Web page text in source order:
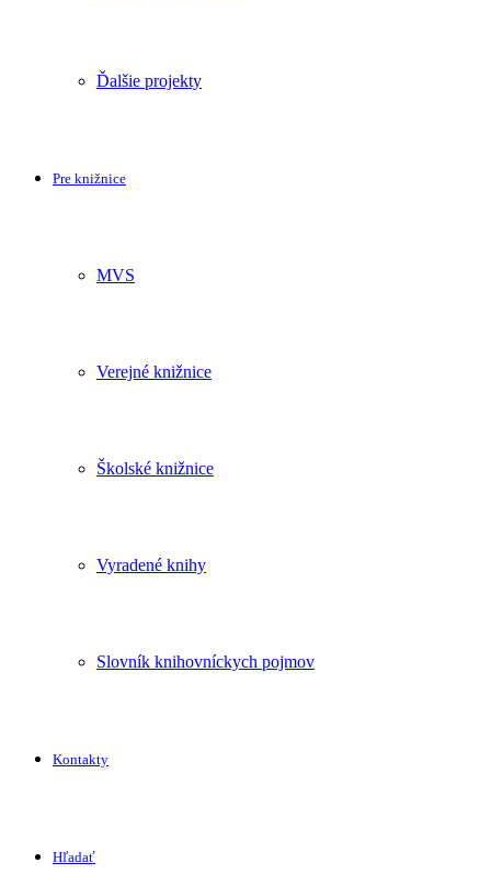
Ďalšie projekty
Pre knižnice
MVS
Verejné knižnice
Školské knižnice
Vyradené knihy
Slovník knihovníckych pojmov
Kontakty
Hľadať